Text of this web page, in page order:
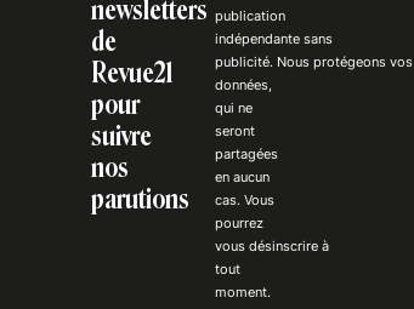
newsletters
de
Revue21
pour
suivre
nos
parutions
publication
indépendantesans
publicité. Nousprotégeons vos
données,
qui ne
seront
partagées
en aucun
cas. Vous
pourrez
vousdésinscrire à
tout
moment.